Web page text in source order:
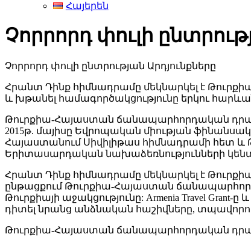
Հայերեն
Չորրորդ փուլի
Չորրորդ փուլի ընտրության Արդյունքները
Հրանտ Դինք հիմնադրամը մեկնարկել է
և խթանել համագործակցությունը երկու
Թուրքիա-Հայաստան ճանապարհորդական
2015թ. մայիսը Եվրոպական միության
Հայաստանում Սիվիլիթաս հիմնադրամի հետ և
Երիտասարդական նախաձեռնությունների
Հրանտ Դինք հիմնադրամը մեկնարկել է
ընթացքում Թուրքիա-Հայաստան
Թուրքիայի աջակցությունը: Armenia Travel
դիտել նրանց անձնական հաշիվները,
Թուրքիա-Հայաստան ճանապարհորդական